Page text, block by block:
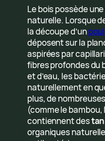
Le bois possède
naturelle. Lorsque
la découpe d’un
déposent sur la
aspirées par
fibres profondes du
et d’eau, les
naturellement en
plus, de
(comme le
contiennent des
organiques